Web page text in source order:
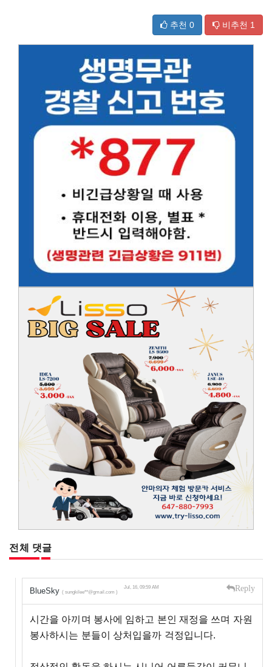
추천 0 비추천 1
전체 댓글
BlueSky ( sungkilee**@gmail.com )
Jul, 16, 09:59 AM Reply
시간을 아끼며 봉사에 임하고 본인 재정을 쓰며 자원
봉사하시는 분들이 상처입을까 걱정입니다.